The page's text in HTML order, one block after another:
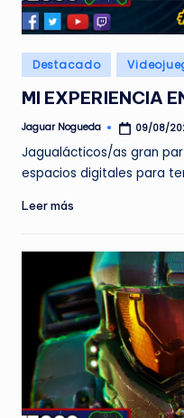
e
d
aPublicado
en
Destacado
MI EXPERIENCIA
Publicado
Jaguar Nogueda 09/08/
Jagualácticos/as gran
espacios digitales para
Leer más